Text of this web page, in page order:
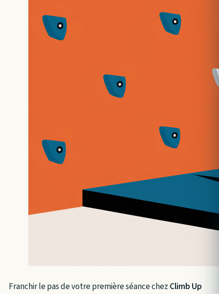
Franchir le pas de votre première séance chez Climb Up